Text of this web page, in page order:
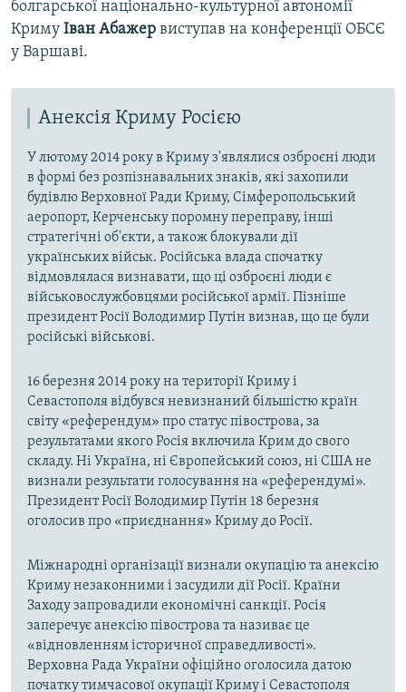
болгарської національно-культурної автономії
Криму Іван Абажер виступав на конференції ОБСЄ
у Варшаві.
Анексія Криму Росією
У лютому 2014 року в Криму з'являлися озброєні люди
в формі без розпізнавальних знаків, які захопили
будівлю Верховної Ради Криму, Сімферопольський
аеропорт, Керченську поромну переправу, інші
стратегічні об'єкти, а також блокували дії
українських військ. Російська влада спочатку
відмовлялася визнавати, що ці озброєні люди є
військовослужбовцями російської армії. Пізніше
президент Росії Володимир Путін визнав, що це були
російські військові.
16 березня 2014 року на території Криму і
Севастополя відбувся невизнаний більшістю країн
світу «референдум» про статус півострова, за
результатами якого Росія включила Крим до свого
складу. Ні Україна, ні Європейський союз, ні США не
визнали результати голосування на «референдумі».
Президент Росії Володимир Путін 18 березня
оголосив про «приєднання» Криму до Росії.
Міжнародні організації визнали окупацію та анексію
Криму незаконними і засудили дії Росії. Країни
Заходу запровадили економічні санкції. Росія
заперечує анексію півострова та називає це
«відновленням історичної справедливості».
Верховна Рада України офіційно оголосила датою
початку тимчасової окупації Криму і Севастополя